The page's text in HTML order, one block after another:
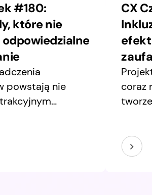
#180:
które nie
powstają nie
W tym
się
CX
efekt
coraz
Coraz